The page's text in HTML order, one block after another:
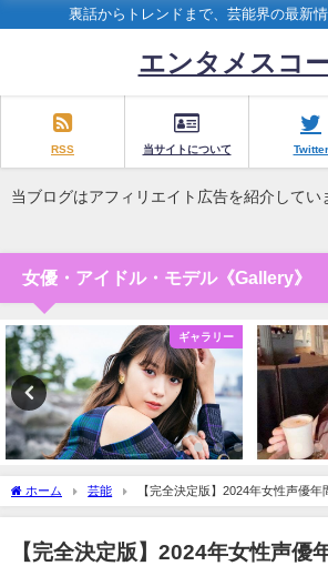
裏話からトレンドまで、芸能界の最新
エンタメスコ
RSS 当サイトについて Twitter
当ブログはアフィリエイト広告を紹介してい
女優・アイドル・モデル《Gallery》
ギャラリー
ホーム 芸能 【完全決定版】2024年女性声優
【完全決定版】2024年女性声優